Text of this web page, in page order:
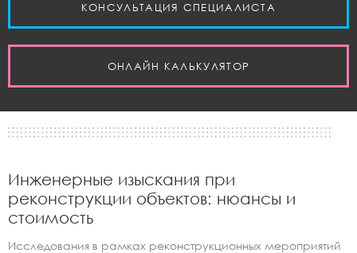
КОНСУЛЬТАЦИЯ СПЕЦИАЛИСТА
ОНЛАЙН КАЛЬКУЛЯТОР
Инженерные изыскания при
реконструкции объектов: нюансы и
стоимость
Исследования в рамках реконструкционных мероприятий